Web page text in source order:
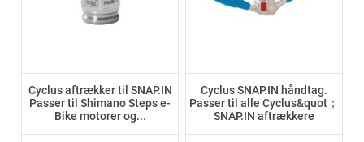
Cyclus aftrækker til SNAP.IN
Passer til Shimano Steps e-
Bike motorer og...
Cyclus SNAP.IN håndtag.
Passer til alle Cyclus&quot；
SNAP.IN aftrækkere